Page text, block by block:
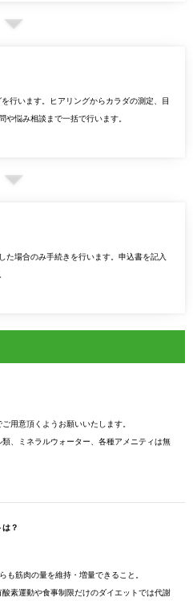
行います。ヒアリングからカラダの測定、目
や悩み相談まで一括で行います。
た場合のみ手続きを行います。申込書を記入
用意頂くようお願いいたします。
、ミネラルウォーター、各種アメニティは無
？
も筋肉の量を維持・増量できること。
素運動や食事制限だけのダイエットでは代謝